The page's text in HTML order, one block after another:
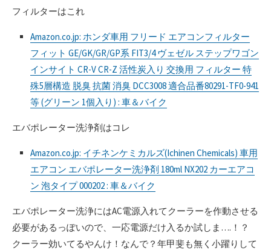
フィルターはこれ
Amazon.co.jp: ホンダ車用 フリード エアコンフィルター
フィット GE/GK/GR/GP系 FIT3/4 ヴェゼル ステップワゴン
インサイト CR-V CR-Z 活性炭入り 交換用 フィルター 特
殊5層構造 脱臭 抗菌 消臭 DCC3008 適合品番80291-TF0-941
等 (グリーン 1個入り) : 車＆バイク
エバポレーター洗浄剤はコレ
Amazon.co.jp: イチネンケミカルズ(Ichinen Chemicals) 車用
エアコン エバポレーター洗浄剤 180ml NX202 カーエアコ
ン 泡タイプ 000202 : 車＆バイク
エバポレーター洗浄にはAC電源入れてクーラーを作動させる
必要があるっぽいので、一応電源だけ入るか試しま….！？
クーラー効いてるやんけ！なんで？年甲斐も無く小躍りして